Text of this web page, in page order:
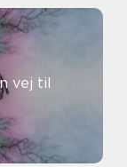
vej til